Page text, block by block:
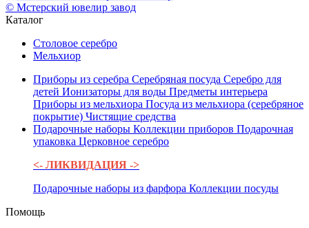
© Мстерский ювелир завод
Каталог
Столовое серебро
Мельхиор
Приборы из серебра Серебряная посуда Серебро для
детей Ионизаторы для воды Предметы интерьера
Приборы из мельхиора Посуда из мельхиора (серебряное
покрытие) Чистящие средства
Подарочные наборы Коллекции приборов Подарочная
упаковка Церковное серебро
<- ЛИКВИДАЦИЯ ->
Подарочные наборы из фарфора Коллекции посуды
Помощь